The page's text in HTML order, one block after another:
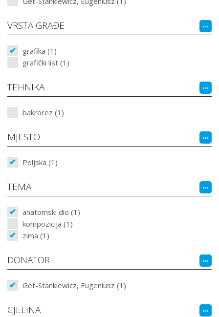
VRSTA GRAĐE
grafika (1)
grafički list (1)
TEHNIKA
bakrorez (1)
MJESTO
Poljska (1)
TEMA
anatomski dio (1)
kompozicija (1)
zima (1)
DONATOR
Get-Stankiewicz, Eugeniusz (1)
CJELINA